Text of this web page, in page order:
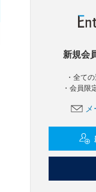
新規会
・全て
・会員限